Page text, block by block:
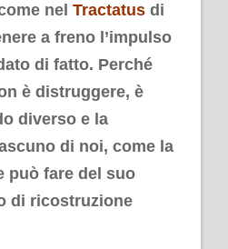
nel Tractatus di
a freno l’impulso
di fatto. Perché
è distruggere, è
diverso e la
di noi, come la
può fare del suo
di ricostruzione